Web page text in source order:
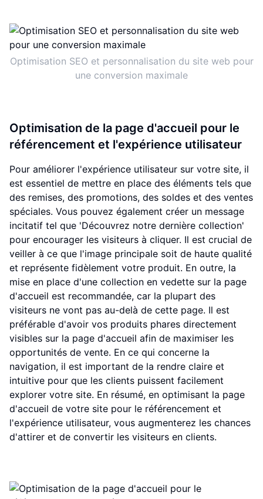
Optimisation SEO et personnalisation du site web pour
une conversion maximale
Optimisation de la page d'accueil pour le
référencement et l'expérience utilisateur
Pour améliorer l'expérience utilisateur sur votre site, il
est essentiel de mettre en place des éléments tels que
des remises, des promotions, des soldes et des ventes
spéciales. Vous pouvez également créer un message
incitatif tel que 'Découvrez notre dernière collection'
pour encourager les visiteurs à cliquer. Il est crucial de
veiller à ce que l'image principale soit de haute qualité
et représente fidèlement votre produit. En outre, la
mise en place d'une collection en vedette sur la page
d'accueil est recommandée, car la plupart des
visiteurs ne vont pas au-delà de cette page. Il est
préférable d'avoir vos produits phares directement
visibles sur la page d'accueil afin de maximiser les
opportunités de vente. En ce qui concerne la
navigation, il est important de la rendre claire et
intuitive pour que les clients puissent facilement
explorer votre site. En résumé, en optimisant la page
d'accueil de votre site pour le référencement et
l'expérience utilisateur, vous augmenterez les chances
d'attirer et de convertir les visiteurs en clients.